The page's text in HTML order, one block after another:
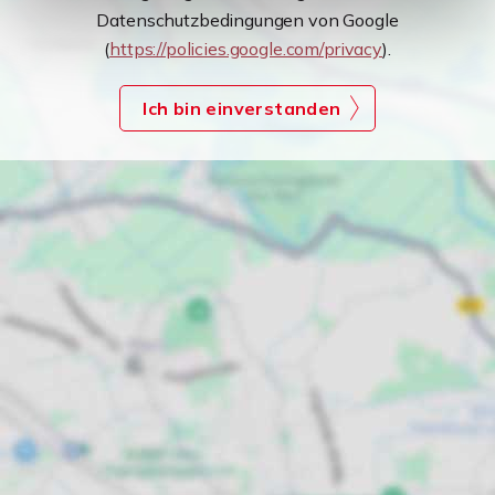
Datenschutzbedingungen von Google
(https://policies.google.com/privacy).
Ich bin einverstanden